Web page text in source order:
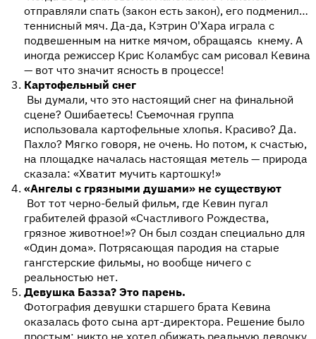
отправляли спать (закон есть закон), его подменил…
теннисный мяч. Да-да, Кэтрин О'Хара играла с
подвешенным на нитке мячом, обращаясь кнему. А
иногда режиссер Крис Коламбус сам рисовал Кевина
— вот что значит ясность в процессе!
Картофельный снег
Вы думали, что это настоящий снег на финальной
сцене? Ошибаетесь! Съемочная группа
использовала картофельные хлопья. Красиво? Да.
Пахло? Мягко говоря, не очень. Но потом, к счастью,
на площадке началась настоящая метель — природа
сказала: «Хватит мучить картошку!»
«Ангелы с грязными душами» не существуют
Вот тот черно-белый фильм, где Кевин пугал
грабителей фразой «Счастливого Рождества,
грязное животное!»? Он был создан специально для
«Один дома». Потрясающая пародия на старые
гангстерские фильмы, но вообще ничего с
реальностью нет.
Девушка Базза? Это парень.
Фотография девушки старшего брата Кевина
оказалась фото сына арт-директора. Решение было
простым: никто не хотел обижать реальную девочку.